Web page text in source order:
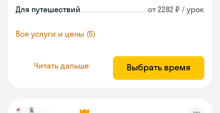
Для путешествий от 2282 ₽ / урок
Все услуги и цены (5)
Читать дальше Выбрать время